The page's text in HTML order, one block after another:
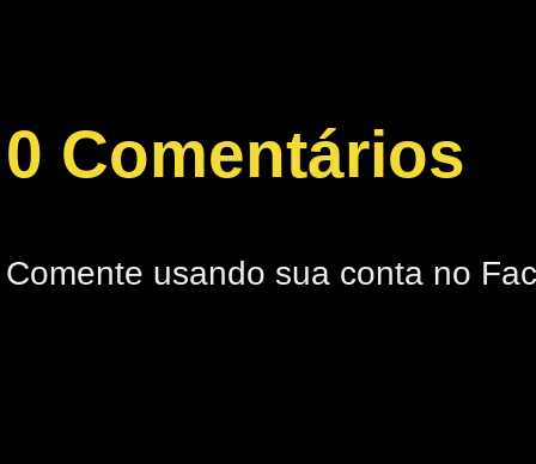
0 Comentários
Comente usando sua conta no